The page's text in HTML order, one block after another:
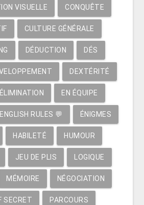
VISUELLE CONQUÊTE
CULTURE GÉNÉRALE
DÉDUCTION DÉS
DEXTÉRITÉ
ÉLIMINATION EN ÉQUIPE
ENGLISH RULES 💬 ÉNIGMES
HABILETÉ HUMOUR
JEU DE PLIS LOGIQUE
MÉMOIRE NÉGOCIATION
SECRET PARCOURS